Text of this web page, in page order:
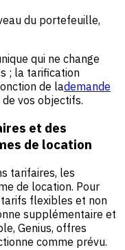
du portefeuille,
qui ne change
; la tarification
de lademande
vos objectifs.
et des
de location
tarifaires, les
de location. Pour
tarifs flexibles et non
supplémentaire et
Genius, offres
comme prévu.